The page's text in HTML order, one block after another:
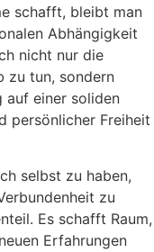
schafft, bleibt man
Abhängigkeit
nicht nur die
zu tun, sondern
auf einer soliden
persönlicher Freiheit
selbst zu haben,
zu
Es schafft Raum,
Erfahrungen